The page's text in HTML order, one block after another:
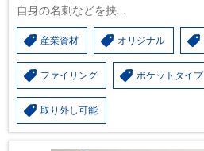
自身の名刺などを挟...
産業資材 オリジナル
ファイリング ポケットタイプ
取り外し可能